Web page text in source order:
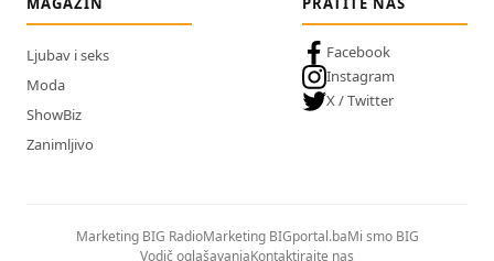
Ljubav i seks
Moda
ShowBiz
Zanimljivo
Facebook
Instagram
X / Twitter
Marketing BIG RadioMarketing BIGportal.baMi smo BIG
Vodič oglašavanjaKontaktirajte nas